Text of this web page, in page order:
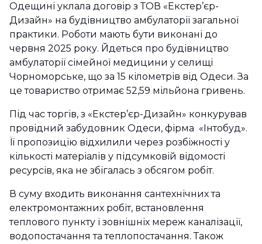
Одещині уклала договір з ТОВ «Екстер’єр-
Дизайн» на будівництво амбулаторії загальної
практики. Роботи мають бути виконані до
червня 2025 року. Йдеться про будівництво
амбулаторії сімейної медицини у селищі
Чорноморське, що за 15 кілометрів від Одеси. За
це товариство отримає 52,59 мільйона гривень.
Під час торгів, з «Екстер’єр-Дизайн» конкурував
провідний забудовник Одеси, фірма «Інтобуд».
Її пропозицію відхилили через розбіжності у
кількості матеріалів у підсумковій відомості
ресурсів, яка не збігалась з обсягом робіт.
В суму входить виконання сантехнічних та
електромонтажних робіт, встановлення
теплового пункту і зовнішніх мереж каналізації,
водопостачання та теплопостачання. Також